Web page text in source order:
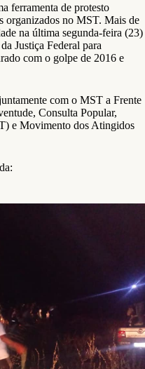
ferramenta de protesto
organizados no MST. Mais de
na última segunda-feira (23)
Justiça Federal para
com o golpe de 2016 e
com o MST a Frente
Consulta Popular,
e Movimento dos Atingidos